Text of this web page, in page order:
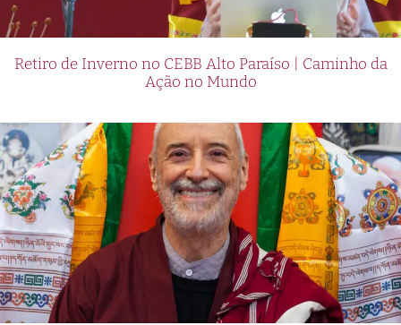
Retiro de Inverno no CEBB Alto Paraíso | Caminho da
Ação no Mundo